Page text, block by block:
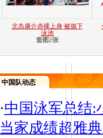
北岛康介赤裸上身 被抛下
泳池
套图2张
中国队动态
·中国泳军总结:
当家成绩超雅